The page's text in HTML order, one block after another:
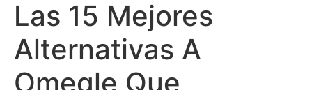
Las 15 Mejores
Alternativas A
Omegle Que